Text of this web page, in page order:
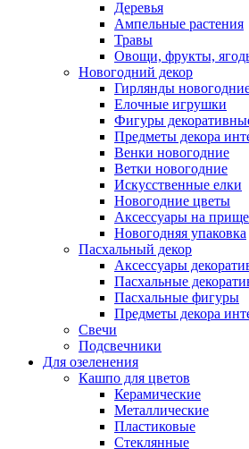
Деревья
Ампельные растения
Травы
Овощи, фрукты,
Новогодний декор
Гирлянды
Елочные игрушки
Фигуры
Предметы декора
Венки новогодние
Ветки новогодние
Искусственные елки
Новогодние цветы
Аксессуары на
Новогодняя упаковка
Пасхальный декор
Аксессуары
Пасхальные
Пасхальные фигуры
Предметы декора
Свечи
Подсвечники
Для озеленения
Кашпо для цветов
Керамические
Металлические
Пластиковые
Стеклянные